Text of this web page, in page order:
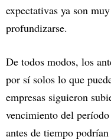
expectativas ya son
profundizarse.
De todos modos, los
por sí solos lo que
empresas siguieron
vencimiento del
antes de tiempo